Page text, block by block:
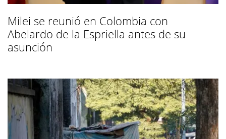
Milei se reunió en Colombia con
Abelardo de la Espriella antes de su
asunción